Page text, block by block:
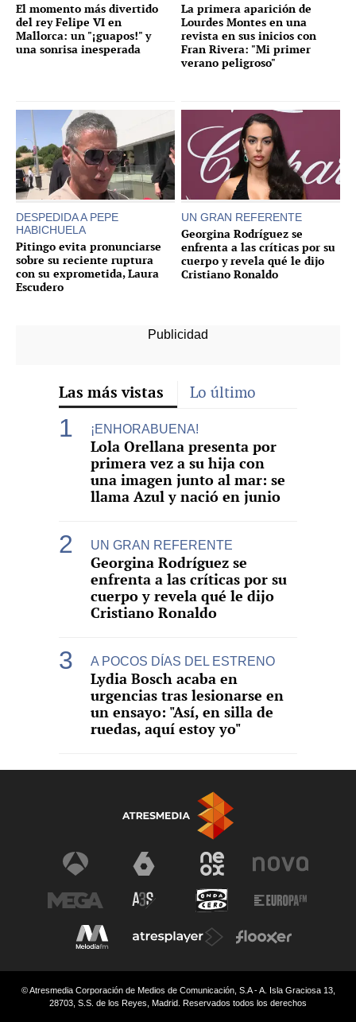
El momento más divertido
del rey Felipe VI en
Mallorca: un "¡guapos!" y
una sonrisa inesperada
La primera aparición de
Lourdes Montes en una
revista en sus inicios con
Fran Rivera: "Mi primer
verano peligroso"
DESPEDIDA A PEPE
HABICHUELA
Pitingo evita pronunciarse
sobre su reciente ruptura
con su exprometida, Laura
Escudero
UN GRAN REFERENTE
Georgina Rodríguez se
enfrenta a las críticas por su
cuerpo y revela qué le dijo
Cristiano Ronaldo
Las más vistas Lo último
¡ENHORABUENA!
Lola Orellana presenta por
primera vez a su hija con
una imagen junto al mar: se
llama Azul y nació en junio
UN GRAN REFERENTE
Georgina Rodríguez se
enfrenta a las críticas por su
cuerpo y revela qué le dijo
Cristiano Ronaldo
A POCOS DÍAS DEL ESTRENO
Lydia Bosch acaba en
urgencias tras lesionarse en
un ensayo: "Así, en silla de
ruedas, aquí estoy yo"
© Atresmedia Corporación de Medios de Comunicación, S.A - A. Isla Graciosa 13,
28703, S.S. de los Reyes, Madrid. Reservados todos los derechos